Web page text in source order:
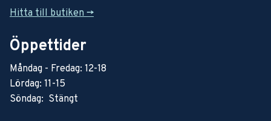
Hitta till butiken ->
Öppettider
Måndag - Fredag: 12-18
Lördag: 11-15
Söndag: Stängt